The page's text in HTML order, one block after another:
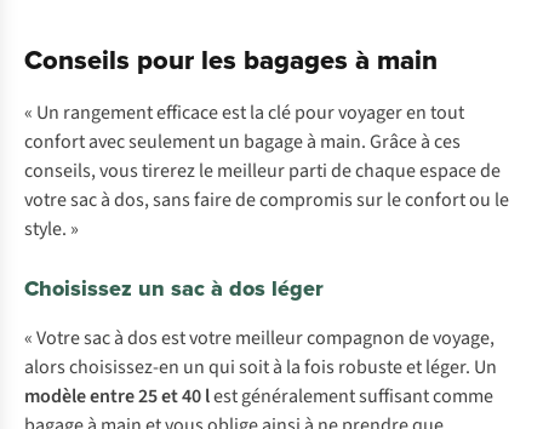
Conseils pour les bagages à main
« Un rangement efficace est la clé pour voyager en tout
confort avec seulement un bagage à main. Grâce à ces
conseils, vous tirerez le meilleur parti de chaque espace de
votre sac à dos, sans faire de compromis sur le confort ou le
style. »
Choisissez un sac à dos léger
« Votre sac à dos est votre meilleur compagnon de voyage,
alors choisissez-en un qui soit à la fois robuste et léger. Un
modèle entre 25 et 40 lest généralement suffisant comme